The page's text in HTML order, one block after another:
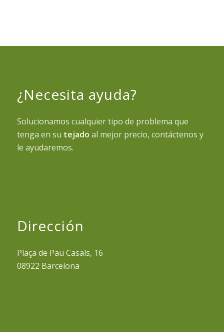
¿Necesita ayuda?
Solucionamos cualquier tipo de problema que
tenga en su tejado al mejor precio, contáctenos y
le ayudaremos.
Dirección
Plaça de Pau Casals, 16
08922 Barcelona